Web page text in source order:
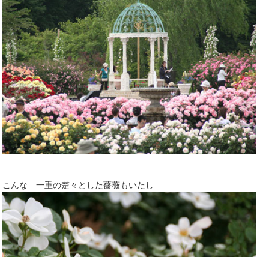
こんな 一重の楚々とした薔薇もいたし